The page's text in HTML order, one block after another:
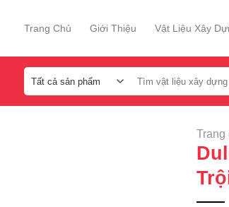
Trang Chủ Giới Thiệu Vật Liệu Xây
kiếm:
Trang